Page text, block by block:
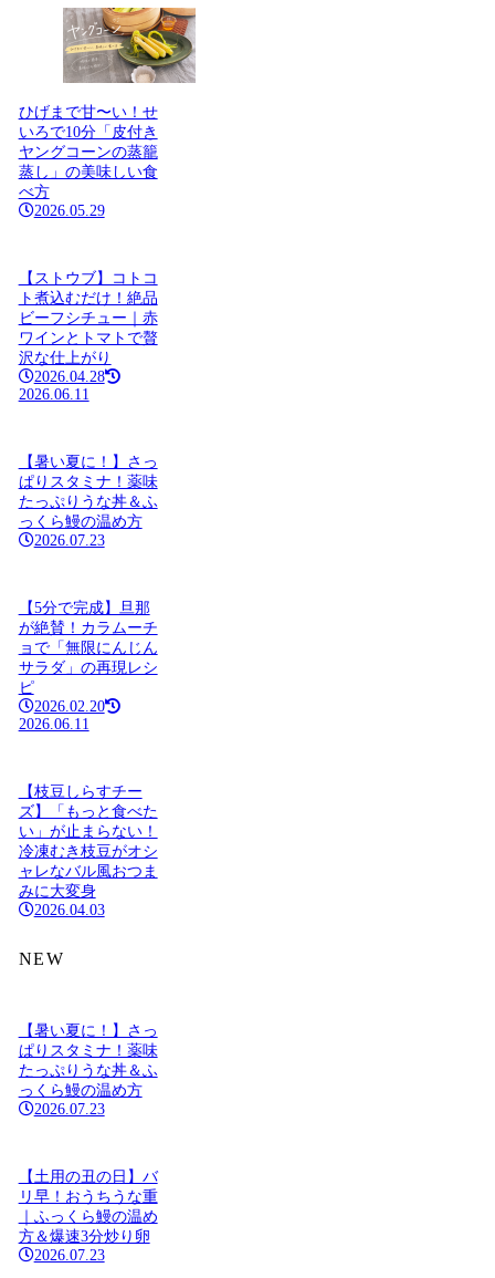
ひげまで甘〜い！せ
いろで10分「皮付き
ヤングコーンの蒸籠
蒸し」の美味しい食
べ方
2026.05.29
【ストウブ】コトコ
ト煮込むだけ！絶品
ビーフシチュー｜赤
ワインとトマトで贅
沢な仕上がり
2026.04.28
2026.06.11
【暑い夏に！】さっ
ぱりスタミナ！薬味
たっぷりうな丼＆ふ
っくら鰻の温め方
2026.07.23
【5分で完成】旦那
が絶賛！カラムーチ
ョで「無限にんじん
サラダ」の再現レシ
ピ
2026.02.20
2026.06.11
【枝豆しらすチー
ズ】「もっと食べた
い」が止まらない！
冷凍むき枝豆がオシ
ャレなバル風おつま
みに大変身
2026.04.03
NEW
【暑い夏に！】さっ
ぱりスタミナ！薬味
たっぷりうな丼＆ふ
っくら鰻の温め方
2026.07.23
【土用の丑の日】バ
リ早！おうちうな重
｜ふっくら鰻の温め
方＆爆速3分炒り卵
2026.07.23